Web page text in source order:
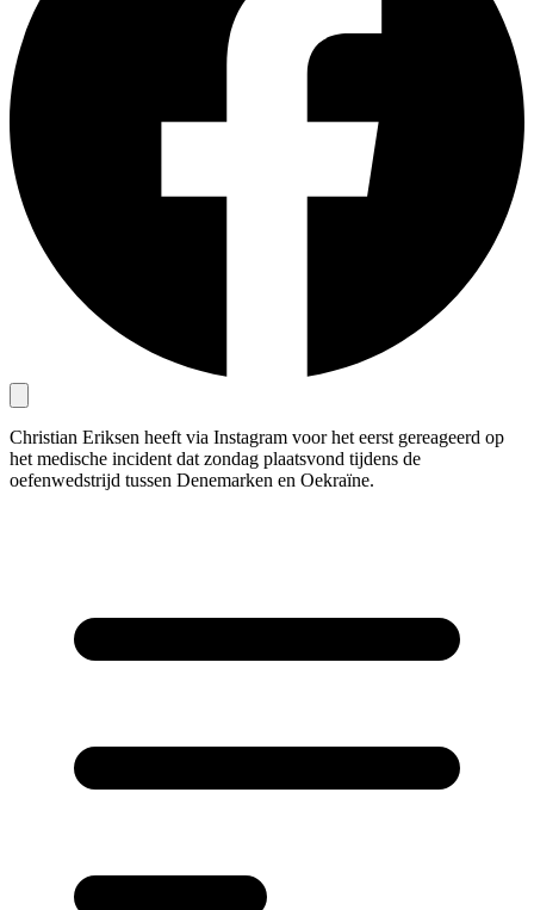
Christian Eriksen heeft via Instagram voor het eerst gereageerd op
het medische incident dat zondag plaatsvond tijdens de
oefenwedstrijd tussen Denemarken en Oekraïne.